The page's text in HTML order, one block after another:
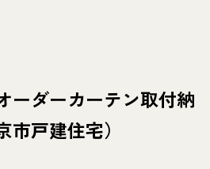
ーダーカーテン取付納
戸建住宅）